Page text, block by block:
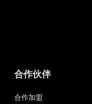
合作伙伴
合作加盟